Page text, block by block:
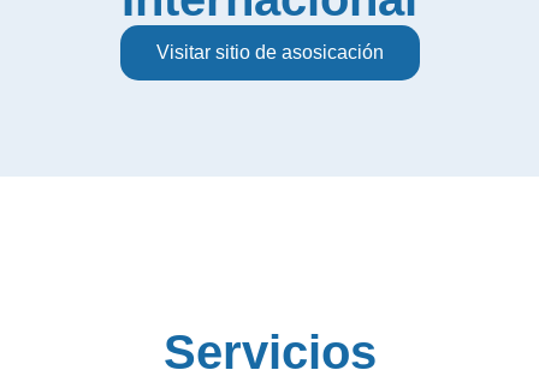
Visitar sitio de asosicación
Servicios